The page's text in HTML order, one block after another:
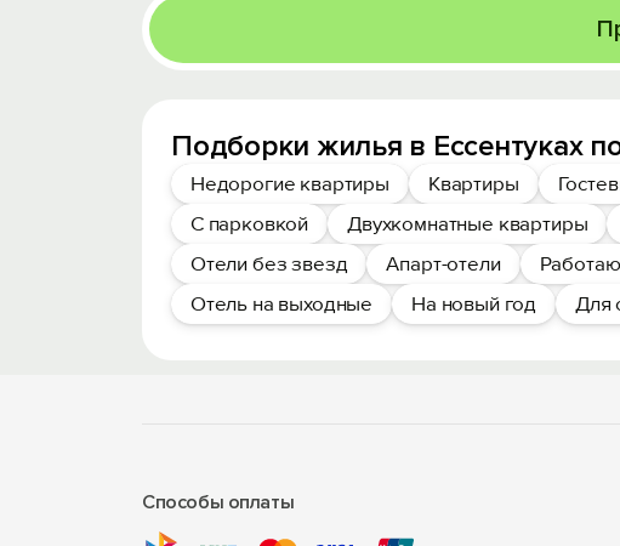
Подборки жилья в Ессентуках
Недорогие квартиры Квартиры
С парковкой
Двухкомнатные квартиры
Отели без звезд
Апарт-отели
Отель на выходные
На новый год Для
Способы оплаты